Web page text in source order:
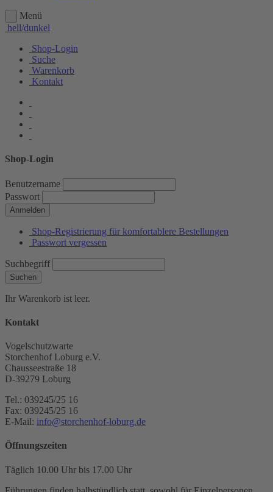
Menü
hell/dunkel
Shop-Login
Suche
Warenkorb
Kontakt
Shop-Login
Benutzername
Passwort
Anmelden
Shop-Registrierung für komfortablere Bestellungen
Passwort vergessen
Suchbegriff
Suchen
Ihr Warenkorb ist leer.
Kontakt
Vogelschutzwarte
Storchenhof Loburg e.V.
Chausseestraße 18
D-39279 Loburg
Tel.: 039245/25 16
Fax: 039245/25 16
E-Mail: info@storchenhof-loburg.de
Öffnungszeiten
Täglich 10.00 Uhr bis 17.00 Uhr